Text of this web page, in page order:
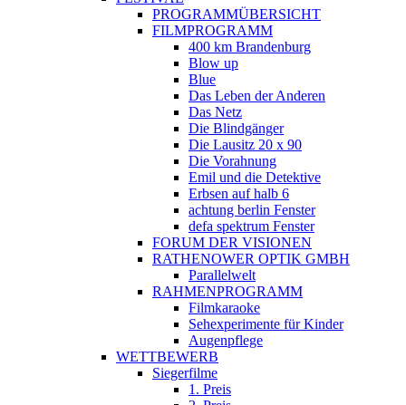
PROGRAMMÜBERSICHT
FILMPROGRAMM
400 km Brandenburg
Blow up
Blue
Das Leben der Anderen
Das Netz
Die Blindgänger
Die Lausitz 20 x 90
Die Vorahnung
Emil und die Detektive
Erbsen auf halb 6
achtung berlin Fenster
defa spektrum Fenster
FORUM DER VISIONEN
RATHENOWER OPTIK GMBH
Parallelwelt
RAHMENPROGRAMM
Filmkaraoke
Sehexperimente für Kinder
Augenpflege
WETTBEWERB
Siegerfilme
1. Preis